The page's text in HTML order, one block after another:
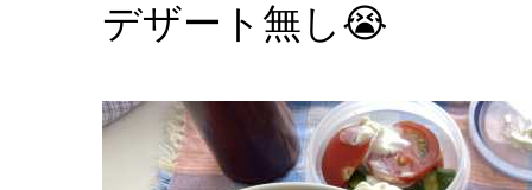
デザート無し😭